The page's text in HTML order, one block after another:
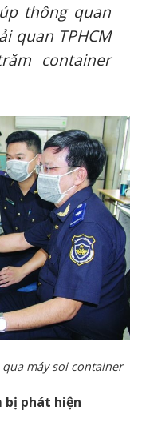
thông quan
quan TPHCM
container
máy soi container
bị phát hiện